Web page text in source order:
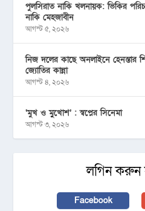
পুলসিরাত নাকি খলনায়ক: ভিকির
নাকি মেহজাবীন
আগস্ট ৫, ২০২৬
নিজ দলের কাছে অনলাইনে হেনস্তার
জ্যোতির কান্না
আগস্ট ৪, ২০২৬
‘মুখ ও মু্খোশ’ : স্বপ্নের সিনেমা
আগস্ট ৩, ২০২৬
লগিন করুন
Facebook